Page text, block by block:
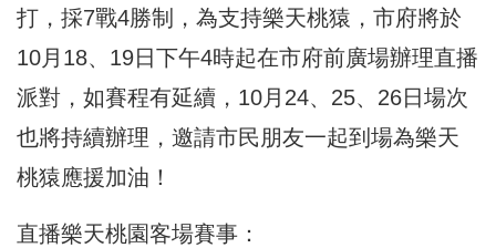
打，採7戰4勝制，為支持樂天桃猿，市府將於
10月18、19日下午4時起在市府前廣場辦理直播
派對，如賽程有延續，10月24、25、26日場次
也將持續辦理，邀請市民朋友一起到場為樂天
桃猿應援加油！
直播樂天桃園客場賽事：